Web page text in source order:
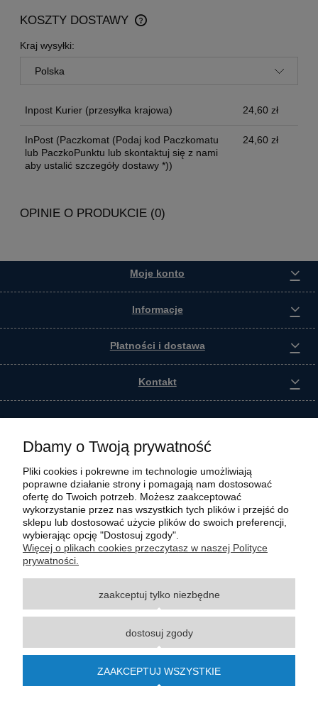
KOSZTY DOSTAWY
CENA NIE ZAWIERA EWENTUALNYCH KOSZTÓW
PŁATNOŚCI
Kraj wysyłki:
Inpost Kurier (przesyłka krajowa) 24,60 zł
InPost (Paczkomat (Podaj kod Paczkomatu
lub PaczkoPunktu lub skontaktuj się z nami
aby ustalić szczegóły dostawy *))
24,60 zł
OPINIE O PRODUKCIE (0)
Moje konto
Informacje
Płatności i dostawa
Kontakt
Wszystkie materiały graficzne i zdjęciowe zamieszczone na stronie internetowej polmasz.pl
są prawnie chronione i stanowią własność intelektualną polmasz.pl. Jakiekolwiek
z zastrzeżeniem korzystania o charakterze niekomercyjnym dla użytku osobistego, ze
wskazaniem źródła. Nazwy Carraro, Case, Cat, Caterpillar, Dana Spicer, Doosan, Komatsu,
znakami towarowymi odpowiednich producentów oryginalnego sprzętu. Wszystkie nazwy,
opisy, numery i symbole zostały użyte wyłącznie w celach informacyjnych lub
wymienionych marek i producentów.
Dbamy o Twoją prywatność
Pliki cookies i pokrewne im technologie umożliwiają
poprawne działanie strony i pomagają nam dostosować
ofertę do Twoich potrzeb. Możesz zaakceptować
wykorzystanie przez nas wszystkich tych plików i przejść do
sklepu lub dostosować użycie plików do swoich preferencji,
wybierając opcję "Dostosuj zgody".
Więcej o plikach cookies przeczytasz w naszej Polityce
prywatności.
zaakceptuj tylko niezbędne
dostosuj zgody
ZAAKCEPTUJ WSZYSTKIE